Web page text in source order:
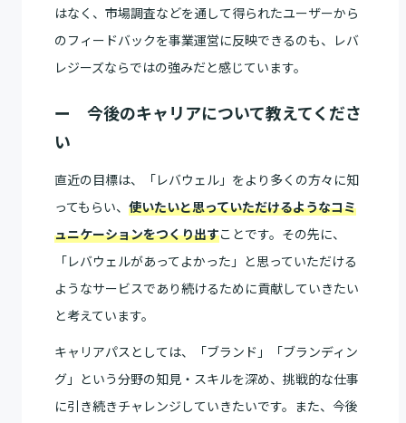
はなく、市場調査などを通して得られたユーザーから
のフィードバックを事業運営に反映できるのも、レバ
レジーズならではの強みだと感じています。
ー 今後のキャリアについて教えてくださ
い
直近の目標は、「レバウェル」をより多くの方々に知
ってもらい、 使いたいと思っていただけるようなコミ
ュニケーションをつくり出すことです。その先に、
「レバウェルがあってよかった」と思っていただける
ようなサービスであり続けるために貢献していきたい
と考えています。
キャリアパスとしては、「ブランド」「ブランディン
グ」という分野の知見・スキルを深め、挑戦的な仕事
に引き続きチャレンジしていきたいです。また、今後